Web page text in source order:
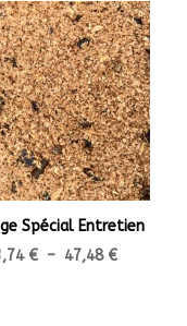
Spécial Entretien
€ – 47,48 €Plage